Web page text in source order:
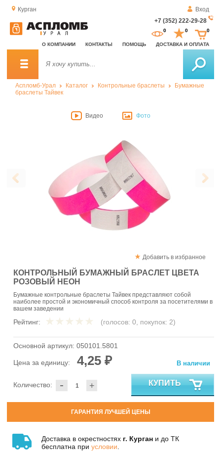
Курган
Вход
+7 (352) 222-29-28
О КОМПАНИИ КОНТАКТЫ ПОМОЩЬ ДОСТАВКА И ОПЛАТА
0 0 0
Аспломб-Урал Каталог Контрольные браслеты
Бумажные
браслеты Тайвек
Добавить в избранное
КОНТРОЛЬНЫЙ БУМАЖНЫЙ БРАСЛЕТ ЦВЕТА
РОЗОВЫЙ НЕОН
Бумажные контрольные браслеты Тайвек представляют собой
наиболее простой и экономичный способ контроля за посетителями в
вашем заведении
Рейтинг: (голосов: 0, покупок: 2)
Основной артикул: 050101.5801
Цена за единицу: 4,25 ₽
- +
Количество:
В наличии
КУПИТЬ
ГАРАНТИЯ ЛУЧШЕЙ ЦЕНЫ
Доставка в окрестностях г. Курган и до ТК
бесплатна при условии
Видео Фото